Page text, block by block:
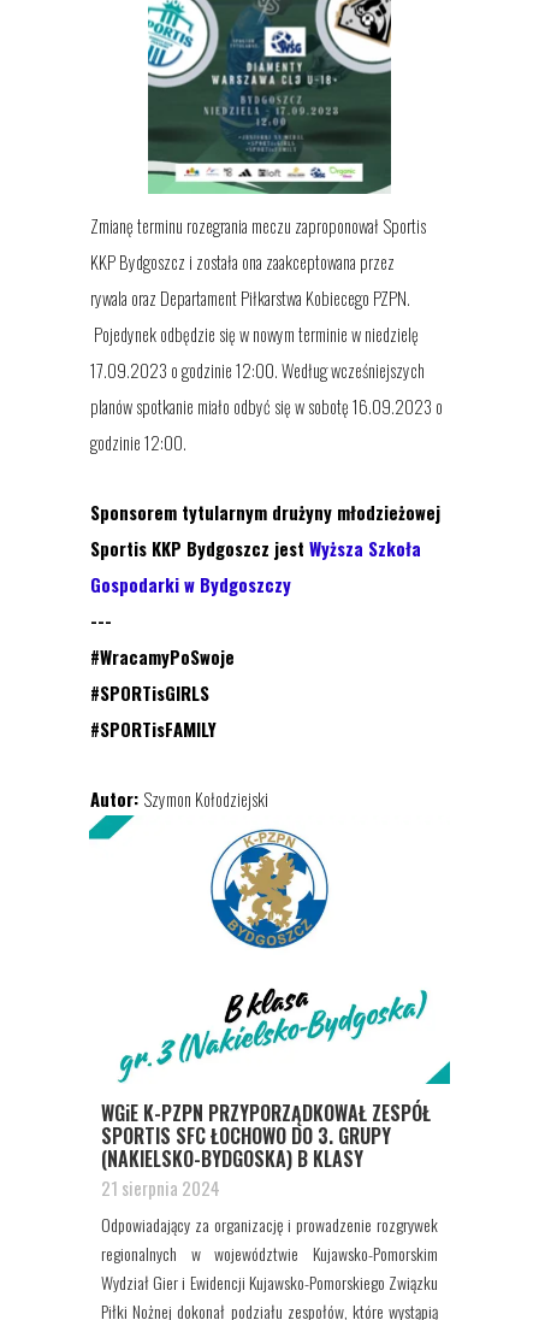
WGiE K-PZPN PRZYPORZĄDKOWAŁ ZESPÓŁ
SPORTIS SFC ŁOCHOWO DO 3. GRUPY
(NAKIELSKO-BYDGOSKA) B KLASY
21 sierpnia 2024
Odpowiadający za organizację i prowadzenie rozgrywek
regionalnych w województwie Kujawsko-Pomorskim
Wydział Gier i Ewidencji Kujawsko-Pomorskiego Związku
Piłki Nożnej dokonał podziału zespołów, które wystąpią
Zmianę terminu rozegrania meczu zaproponował Sportis
KKP Bydgoszcz i została ona zaakceptowana przez
rywala oraz Departament Piłkarstwa Kobiecego PZPN.
Pojedynek odbędzie się w nowym terminie w niedzielę
17.09.2023 o godzinie 12:00.Według wcześniejszych
planów spotkanie miało odbyć się w sobotę 16.09.2023 o
godzinie 12:00.
Sponsorem tytularnym drużyny młodzieżowej
Sportis KKP Bydgoszcz jest Wyższa Szkoła
Gospodarki w Bydgoszczy
---
#WracamyPoSwoje
#SPORTisGIRLS
#SPORTisFAMILY
Autor: Szymon Kołodziejski